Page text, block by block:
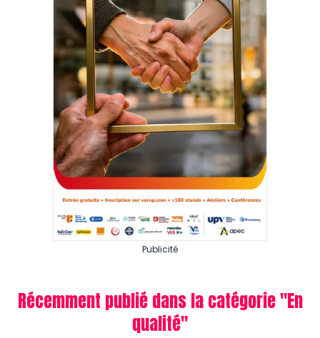
Publicité
Récemment publié dans la catégorie "En
qualité"